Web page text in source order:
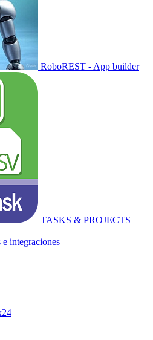
RoboREST - App builder
TASKS & PROJECTS
integraciones